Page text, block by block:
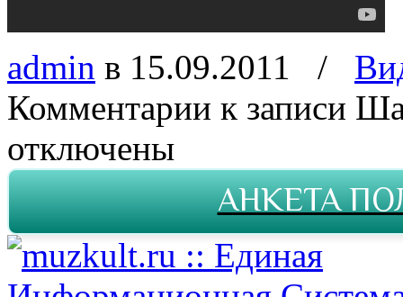
admin в 15.09.2011 /
Комментарии к записи
отключены
АНКЕТА